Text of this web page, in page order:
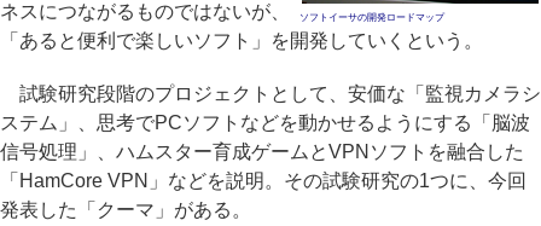
ソフトイーサの開発ロードマップ
ネスにつながるものではないが、
「あると便利で楽しいソフト」を開発していくという。
試験研究段階のプロジェクトとして、安価な「監視カメラシ
ステム」、思考でPCソフトなどを動かせるようにする「脳波
信号処理」、ハムスター育成ゲームとVPNソフトを融合した
「HamCore VPN」などを説明。その試験研究の1つに、今回
発表した「クーマ」がある。